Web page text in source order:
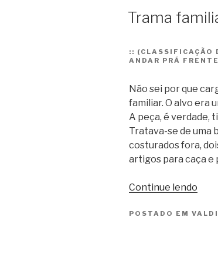
Trama
:: (CLASSIFICAÇÃO
ANDAR PRÁ
Não sei por que
familiar. O alvo era
A peça, é verdade,
Tratava-se de uma
costurados fora,
artigos para caça e
Continue lendo
POSTADO EM